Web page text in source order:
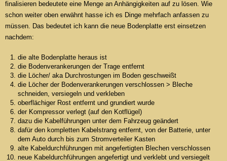
finalisieren bedeutete eine Menge an Anhängigkeiten auf zu lösen. Wie
schon weiter oben erwähnt hasse ich es Dinge mehrfach anfassen zu
müssen. Das bedeutet ich kann die neue Bodenplatte erst einsetzen
nachdem:
die alte Bodenplatte heraus ist
die Bodenverankerungen der Trage entfernt
die Löcher/ aka Durchrostungen im Boden geschweißt
die Löcher der Bodenverankerungen verschlossen > Bleche
schneiden, versiegeln und verkleben
oberflächiger Rost entfernt und grundiert wurde
der Kompressor verlegt (auf den Kotflügel)
dazu die Kabelführungen unter dem Fahrzeug geändert
dafür den kompletten Kabelstrang entfernt, von der Batterie, unter
dem Auto durch bis zum Stromverteiler Kasten
alte Kabeldurchführungen mit angefertigten Blechen verschlossen
neue Kabeldurchführungen angefertigt und verklebt und versiegelt